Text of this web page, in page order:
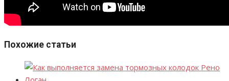
Похожие статьи